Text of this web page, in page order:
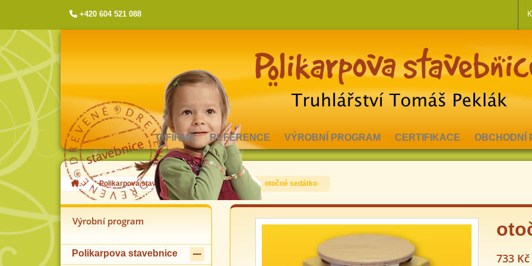
+420 604 521 088
O FIRMĚ REFERENCE VÝROBNÍ PROGRAM CERTIFIKACE OBCHODNÍ
Polikarpova stavebnice jednotlivé díly otočné sedátko
Výrobní program
Polikarpova stavebnice  733 Kč